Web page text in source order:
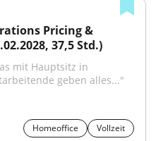
Pricing &
37,5 Std.)
geben alles..."
Homeoffice
Vollzeit